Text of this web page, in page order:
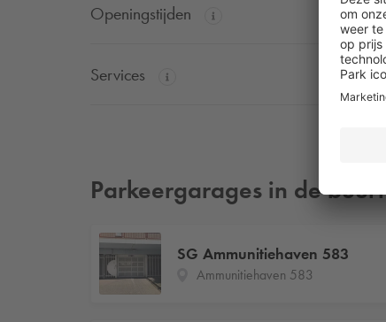
Openingstijden
Services
Parkeergarages in de buurt
SG Ammunitiehaven 583
Ammunitiehaven 583